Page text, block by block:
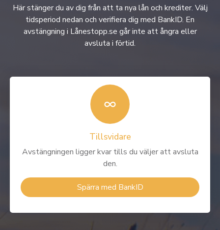
Här stänger du av dig från att ta nya lån och krediter. Välj
tidsperiod nedan och verifiera dig med BankID. En
avstängning i Lånestopp.se går inte att ångra eller
avsluta i förtid.
∞
Tillsvidare
Avstängningen ligger kvar tills du väljer att avsluta
den.
Spärra med BankID